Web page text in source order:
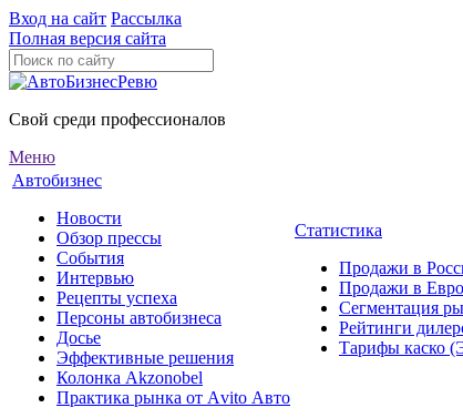
Вход на сайт Рассылка
Полная версия сайта
Свой среди профессионалов
Меню
Автобизнес
Новости
Обзор прессы
События
Интервью
Рецепты успеха
Персоны автобизнеса
Досье
Эффективные решения
Колонка Akzonobel
Практика рынка от Аvito Авто
Статистика
Продажи в
Продажи в
Сегментация
Рейтинги
Тарифы